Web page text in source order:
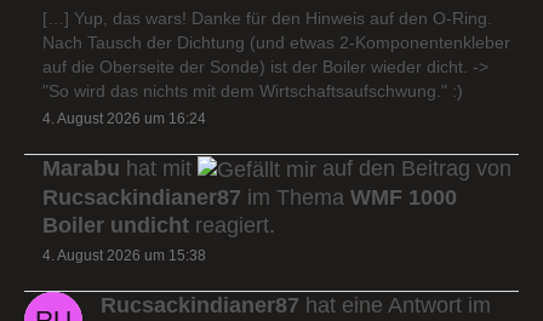
[…] Yup, das wars! Danke für den Hinweis auf den O-Ring.
Nach Tausch der Dichtung (und etwas 2-Komponentenkleber
auf die Oberseite der Sonde) ist der Boiler wieder dicht. ->
"So wird das nichts mit dem Wirtschaftsaufschwung." :)
4. August 2026 um 16:24
Marabu hat mit
auf den Beitrag von
Rucsackindianer87 im Thema WMF 1000
Boiler undicht reagiert.
4. August 2026 um 15:38
Rucsackindianer87 hat eine Antwort im